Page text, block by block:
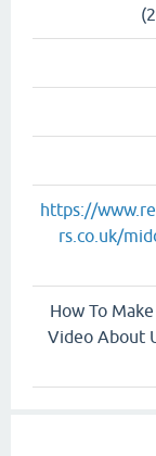
https://
rs.co.uk/
How To
Video About